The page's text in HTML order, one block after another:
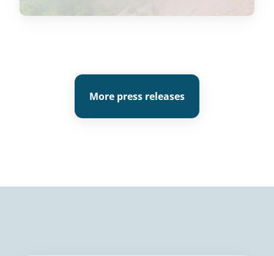
More press releases